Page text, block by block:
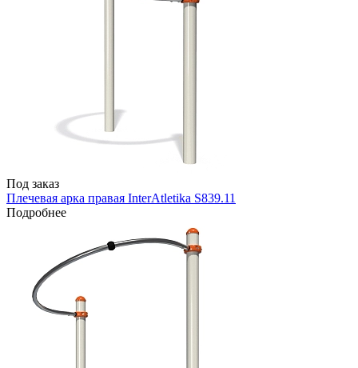
Под заказ
Плечевая арка правая InterAtletika S839.11
Подробнее